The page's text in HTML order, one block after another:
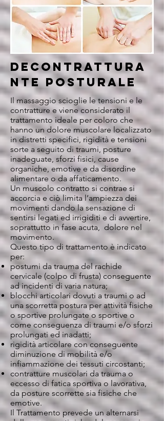
decontrattura
nte posturale
Il massaggio scioglie le tensioni e le
contratture e viene considerato il
trattamento ideale per coloro che
hanno un dolore muscolare localizzato
in distretti specifici, rigidità e tensioni
sorte a seguito di traumi, posture
inadeguate, sforzi fisici, cause
organiche, emotive e da disordine
alimentare o da affaticamento.
Un muscolo contratto si contrae si
accorcia e ciò limita l’ampiezza dei
movimenti dando la sensazione di
sentirsi legati ed irrigiditi e di avvertire,
soprattutto in fase acuta, dolore nel
movimento.
Questo tipo di trattamento è indicato
per:
postumi da trauma del rachide
cervicale (colpo di frusta) conseguente
ad incidenti di varia natura;
blocchi articolari dovuti a traumi o ad
una scorretta postura per attività fisiche
o sportive prolungate o sportive o
come conseguenza di traumi e/o sforzi
prolungati ed inadatti;
rigidità articolare con conseguente
diminuzione di mobilità e/o
infiammazione dei tessuti circostanti;
contratture muscolari da trauma o
eccesso di fatica sportiva o lavorativa,
da posture scorrette sia fisiche che
emotive.
Il Trattamento prevede un alternarsi